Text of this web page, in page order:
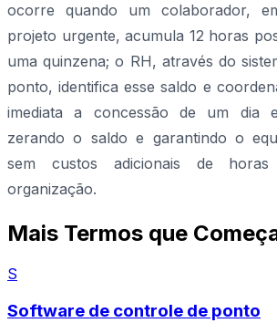
ocorre quando um colaborador,
projeto urgente, acumula 12 horas
uma quinzena; o RH, através do
ponto, identifica esse saldo e
imediata a concessão de um dia
zerando o saldo e garantindo o
sem custos adicionais de
organização.
Mais Termos que
S
Software de controle de ponto